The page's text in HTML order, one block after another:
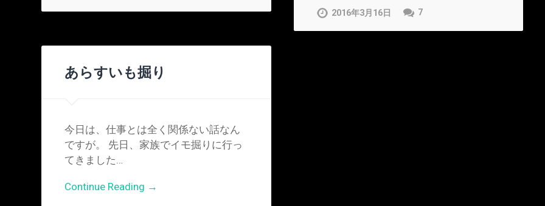
2016年3月16日 7
あらすいも掘り
今日は、仕事とは全く関係ない話なん
ですが。 先日、家族でイモ掘りに行っ
てきました…
Continue Reading →